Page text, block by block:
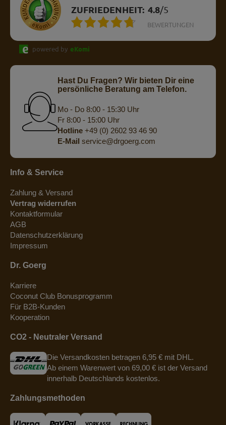
ZUFRIEDENHEIT: 4.8/5
BEWERTUNGEN
powered by eKomi
Hast Du Fragen? Wir bieten Dir eine
persönliche Beratung am Telefon.
Mo - Do 8:00 - 15:30 Uhr
Fr 8:00 - 15:00 Uhr
Hotline+49 (0) 2602 93 46 90
E-Mail service@drgoerg.com
Info & Service
Zahlung & Versand
Vertrag widerrufen
Kontaktformular
AGB
Datenschutzerklärung
Impressum
Dr. Goerg
Karriere
Coconut Club Bonusprogramm
Für B2B-Kunden
Kooperation
CO2 - Neutraler Versand
Die Versandkosten betragen 6,95 € mit DHL.
Ab einem Warenwert von 69,00 € ist der Versand
innerhalb Deutschlands kostenlos.
Zahlungsmethoden